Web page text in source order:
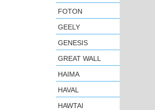
FOTON
GEELY
GENESIS
GREAT WALL
HAIMA
HAVAL
HAWTAI